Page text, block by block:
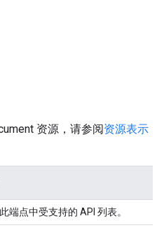
资源，请参阅资源表示
端点中受支持的 API 列表。